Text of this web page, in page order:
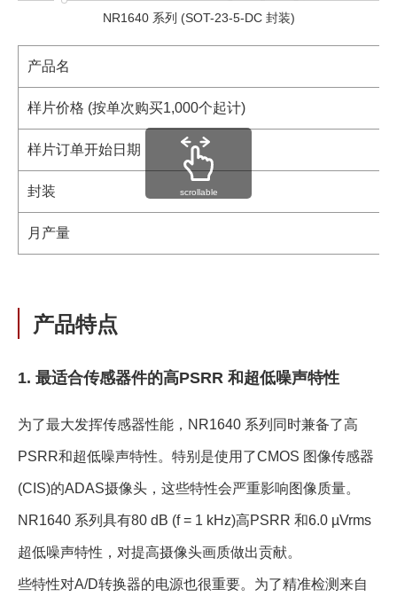
NR1640 系列 (SOT-23-5-DC 封装)
产品名
样片价格 (按单次购买1,000个起计)
样片订单开始日期
封装
月产量
scrollable
产品特点
1. 最适合传感器件的高PSRR 和超低噪声特性
为了最大发挥传感器性能，NR1640 系列同时兼备了高
PSRR和超低噪声特性。特别是使用了CMOS 图像传感器
(CIS)的ADAS摄像头，这些特性会严重影响图像质量。
NR1640 系列具有80 dB (f = 1 kHz)高PSRR 和6.0 µVrms
超低噪声特性，对提高摄像头画质做出贡献。
些特性对A/D转换器的电源也很重要。为了精准检测来自